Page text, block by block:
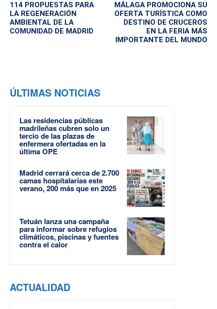
114 PROPUESTAS PARA
LA REGENERACIÓN
AMBIENTAL DE LA
COMUNIDAD DE MADRID
MÁLAGA PROMOCIONA SU
OFERTA TURÍSTICA COMO
DESTINO DE CRUCEROS
EN LA FERIA MÁS
IMPORTANTE DEL MUNDO
ÚLTIMAS NOTICIAS
Las residencias públicas
madrileñas cubren solo un
tercio de las plazas de
enfermera ofertadas en la
última OPE
Madrid cerrará cerca de 2.700
camas hospitalarias este
verano, 200 más que en 2025
Tetuán lanza una campaña
para informar sobre refugios
climáticos, piscinas y fuentes
contra el calor
ACTUALIDAD